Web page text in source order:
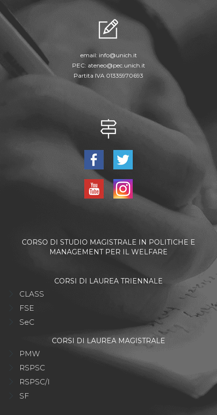
email: info@unich.it
PEC: ateneo@pec.unich.it
Partita IVA 01335970693
CORSO DI STUDIO MAGISTRALE IN POLITICHE E
MANAGEMENT PER IL WELFARE
CORSI DI LAUREA TRIENNALE
CLASS
FSE
SeC
CORSI DI LAUREA MAGISTRALE
PMW
RSPSC
RSPSC/I
SF